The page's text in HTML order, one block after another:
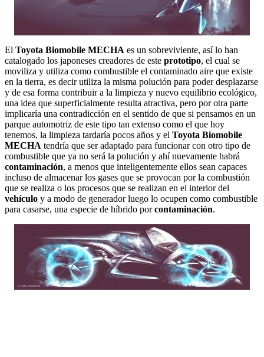
El Toyota Biomobile MECHA es un sobreviviente, así lo han
catalogado los japoneses creadores de este prototipo, el cual se
moviliza y utiliza como combustible el contaminado aire que existe
en la tierra, es decir utiliza la misma polución para poder desplazarse
y de esa forma contribuir a la limpieza y nuevo equilibrio ecológico,
una idea que superficialmente resulta atractiva, pero por otra parte
implicaría una contradicción en el sentido de que si pensamos en un
parque automotriz de este tipo tan extenso como el que hoy
tenemos, la limpieza tardaría pocos años y el Toyota Biomobile
MECHA tendría que ser adaptado para funcionar con otro tipo de
combustible que ya no será la polución y ahí nuevamente habrá
contaminación, a menos que inteligentemente ellos sean capaces
incluso de almacenar los gases que se provocan por la combustión
que se realiza o los procesos que se realizan en el interior del
vehículo y a modo de generador luego lo ocupen como combustible
para casarse, una especie de híbrido porcontaminación.